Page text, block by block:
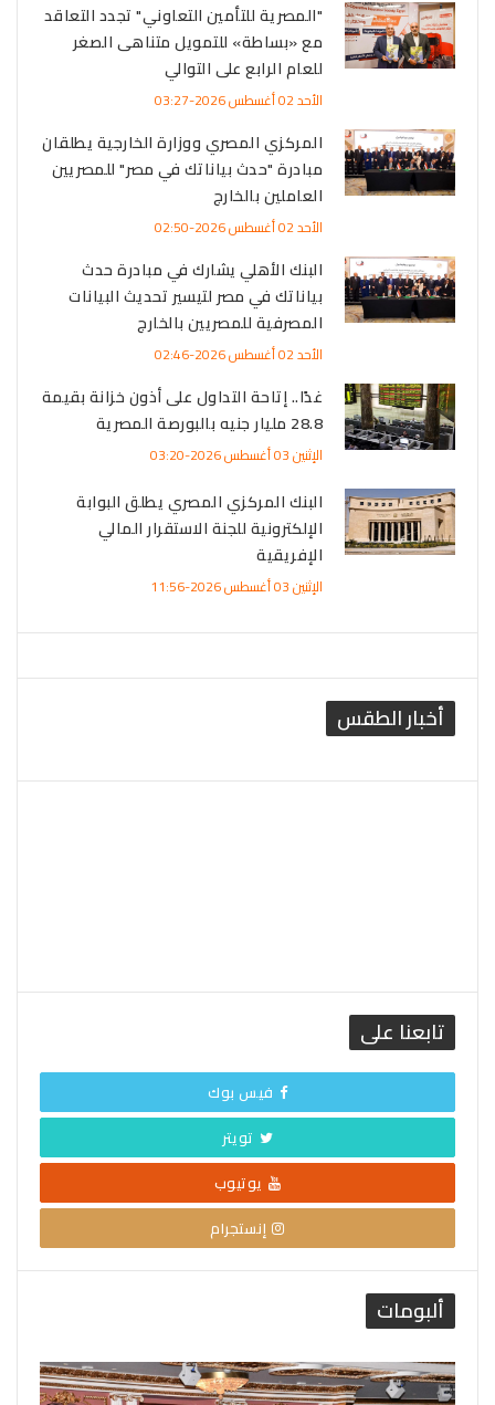
"المصرية للتأمين التعاوني" تجدد التعاقد
مع «بساطة» للتمويل متناهى الصغر
للعام الرابع على التوالي
الأحد 02 أغسطس 2026-03:27
المركزي المصري ووزارة الخارجية يطلقان
مبادرة "حدث بياناتك في مصر" للمصريين
العاملين بالخارج
الأحد 02 أغسطس 2026-02:50
البنك الأهلي يشارك في مبادرة حدث
بياناتك في مصر لتيسير تحديث البيانات
المصرفية للمصريين بالخارج
الأحد 02 أغسطس 2026-02:46
غدًا.. إتاحة التداول على أذون خزانة بقيمة
28.8 مليار جنيه بالبورصة المصرية
الإثنين 03 أغسطس 2026-03:20
البنك المركزي المصري يطلق البوابة
الإلكترونية للجنة الاستقرار المالي
الإفريقية
الإثنين 03 أغسطس 2026-11:56
أخبار الطقس
تابعنا على
فيس بوك
تويتر
يوتيوب
إنستجرام
ألبومات